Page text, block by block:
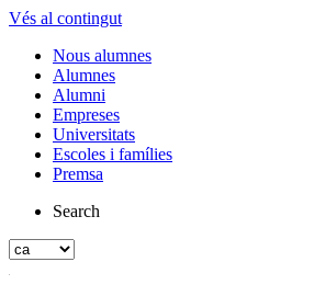
Vés al contingut
Nous alumnes
Alumnes
Alumni
Empreses
Universitats
Escoles i famílies
Premsa
Search